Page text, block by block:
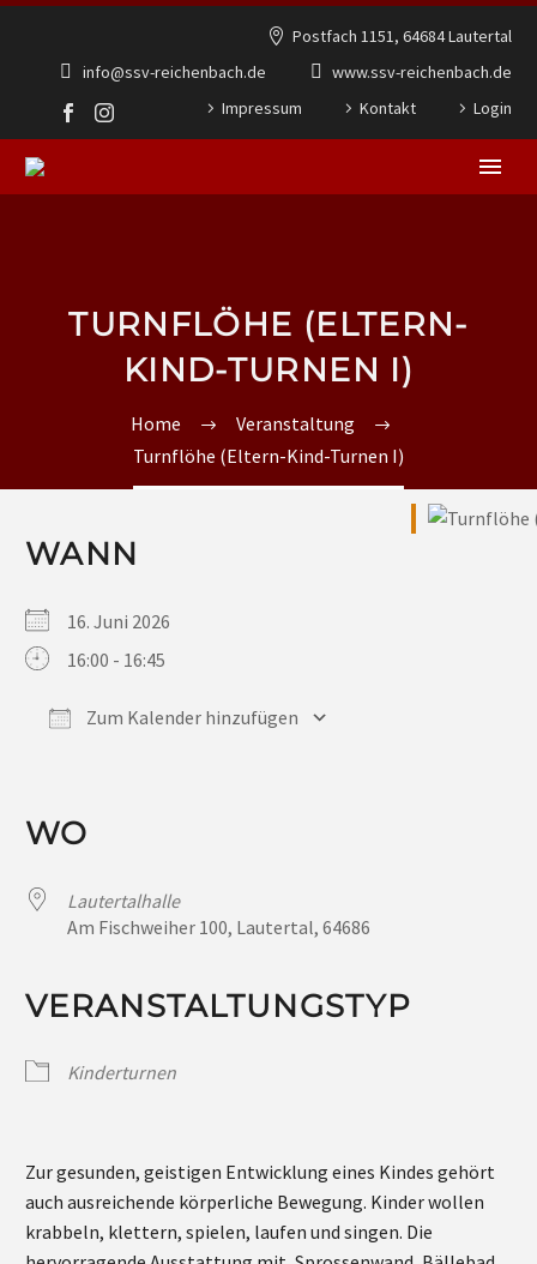
Postfach 1151, 64684 Lautertal
info@ssv-reichenbach.de
www.ssv-reichenbach.de
Impressum
Kontakt Login
TURNFLÖHE (ELTERN-
KIND-TURNEN I)
Home
Veranstaltung
Turnflöhe (Eltern-Kind-Turnen I)
WANN
16. Juni 2026
16:00 - 16:45
Zum Kalender hinzufügen
WO
Lautertalhalle
Am Fischweiher 100, Lautertal, 64686
VERANSTALTUNGSTYP
Kinderturnen
Zur gesunden, geistigen Entwicklung eines Kindes gehört
auch ausreichende körperliche Bewegung. Kinder wollen
krabbeln, klettern, spielen, laufen und singen. Die